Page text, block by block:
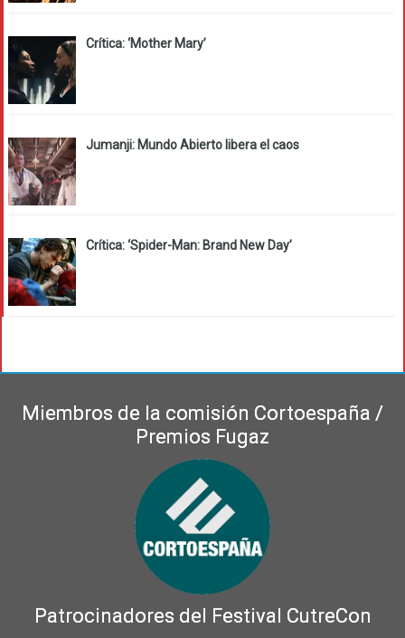
Crítica: ‘Mother Mary’
Jumanji: Mundo Abierto libera el caos
Crítica: ‘Spider-Man: Brand New Day’
Miembros de la comisión Cortoespaña /
Premios Fugaz
Patrocinadores del Festival CutreCon